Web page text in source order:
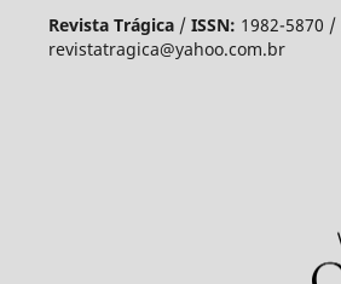
Revista Trágica/ ISSN: 1982-5870 /
revistatragica@yahoo.com.br